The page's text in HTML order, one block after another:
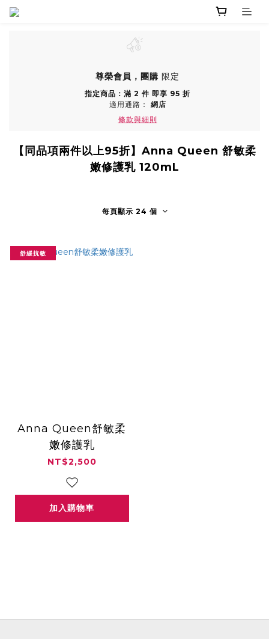
尊榮會員，團購 限定
指定商品：滿 2 件 即享 95 折
適用通路： 網店
條款與細則
【同品項兩件以上95折】Anna Queen 舒敏柔
嫩修護乳 120mL
每頁顯示 24 個
舒緩抗敏
Anna Queen舒敏柔
嫩修護乳
NT$2,500
加入購物車